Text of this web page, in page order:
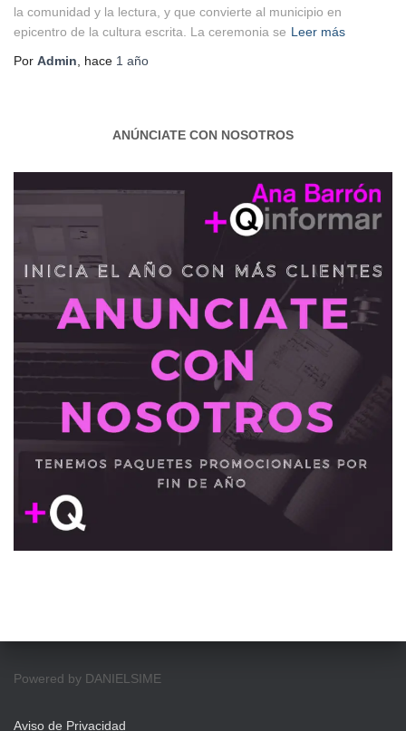
la comunidad y la lectura, y que convierte al municipio en
epicentro de la cultura escrita. La ceremonia se Leer más
Por Admin , hace 1 año
ANÚNCIATE CON NOSOTROS
Powered by DANIELSIME
Aviso de Privacidad